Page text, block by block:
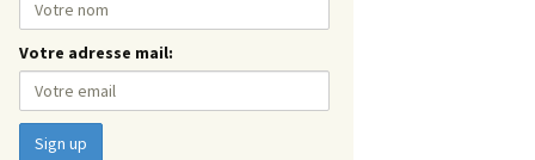
Votre adresse mail: